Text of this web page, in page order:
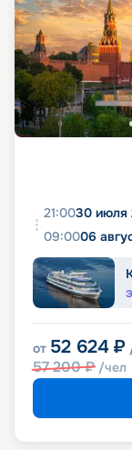
21:0030 июля
09:0006
от 52 624 ₽
57 200₽ /чел